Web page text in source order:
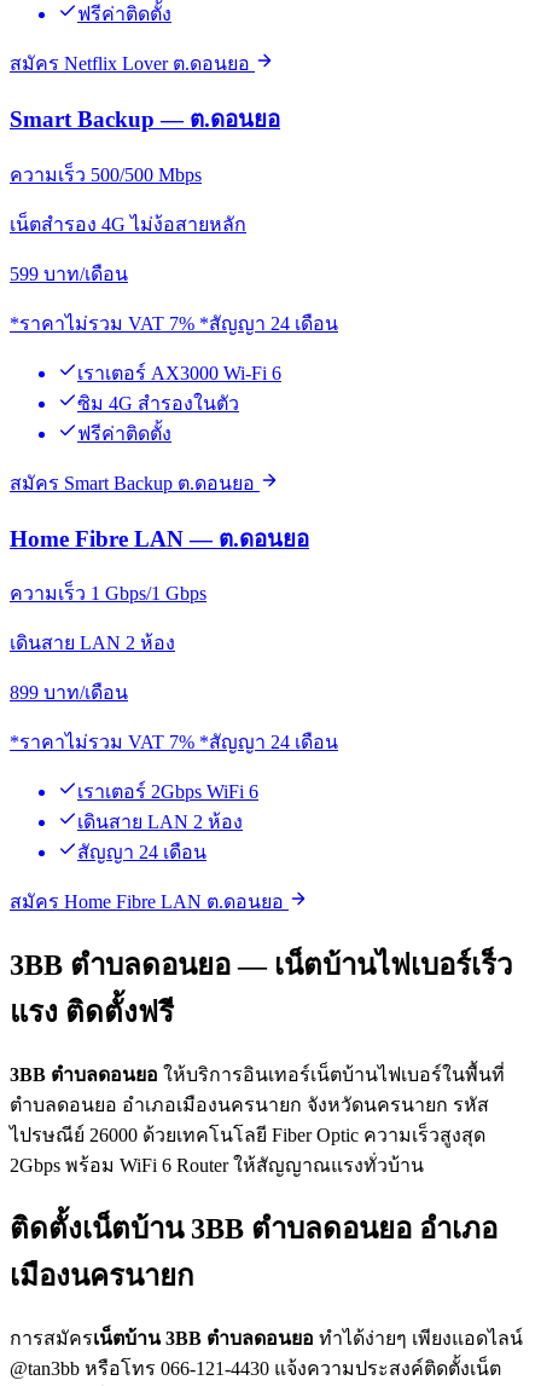
ฟรีค่าติดตั้ง
สมัคร Netflix Lover ต.ดอนยอ
Smart Backup — ต.ดอนยอ
ความเร็ว 500/500 Mbps
เน็ตสำรอง 4G ไม่ง้อสายหลัก
599 บาท/เดือน
*ราคาไม่รวม VAT 7% *สัญญา 24 เดือน
เราเตอร์ AX3000 Wi-Fi 6
ซิม 4G สำรองในตัว
ฟรีค่าติดตั้ง
สมัคร Smart Backup ต.ดอนยอ
Home Fibre LAN — ต.ดอนยอ
ความเร็ว 1 Gbps/1 Gbps
เดินสาย LAN 2 ห้อง
899 บาท/เดือน
*ราคาไม่รวม VAT 7% *สัญญา 24 เดือน
เราเตอร์ 2Gbps WiFi 6
เดินสาย LAN 2 ห้อง
สัญญา 24 เดือน
สมัคร Home Fibre LAN ต.ดอนยอ
3BB ตำบลดอนยอ — เน็ตบ้านไฟเบอร์เร็ว
แรง ติดตั้งฟรี
3BB ตำบลดอนยอ ให้บริการอินเทอร์เน็ตบ้านไฟเบอร์ในพื้นที่
ตำบลดอนยอ อำเภอเมืองนครนายก จังหวัดนครนายก รหัส
ไปรษณีย์ 26000 ด้วยเทคโนโลยี Fiber Optic ความเร็วสูงสุด
2Gbps พร้อม WiFi 6 Router ให้สัญญาณแรงทั่วบ้าน
ติดตั้งเน็ตบ้าน 3BB ตำบลดอนยอ อำเภอ
เมืองนครนายก
การสมัครเน็ตบ้าน 3BB ตำบลดอนยอ ทำได้ง่ายๆ เพียงแอดไลน์
@tan3bb หรือโทร 066-121-4430 แจ้งความประสงค์ติดตั้งเน็ต